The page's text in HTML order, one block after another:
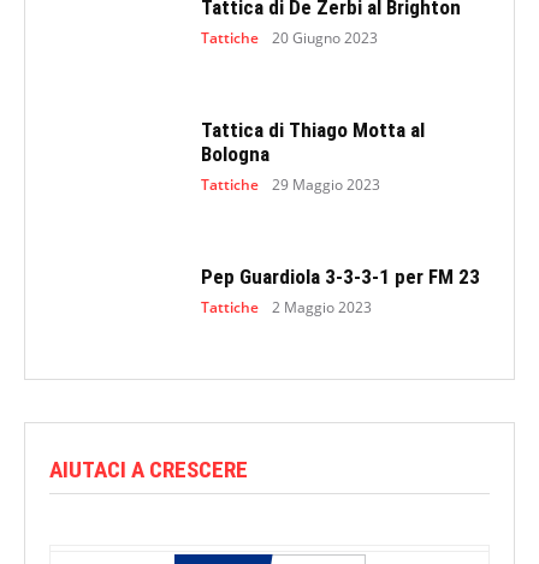
Tattica di De Zerbi al Brighton
Tattiche 20 Giugno 2023
Tattica di Thiago Motta al
Bologna
Tattiche 29 Maggio 2023
Pep Guardiola 3-3-3-1 per FM 23
Tattiche 2 Maggio 2023
AIUTACI A CRESCERE